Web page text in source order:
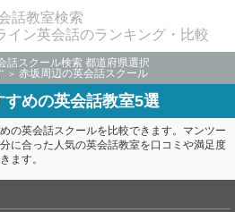
話教室検索
イン英会話のランキング・比較
話スクール検索 都道府県選択
赤坂周辺の英会話スクール
すめの英会話教室5選
の英会話スクールを比較できます。マンツー
に合った人気の英会話教室を口コミや満足度
ます。